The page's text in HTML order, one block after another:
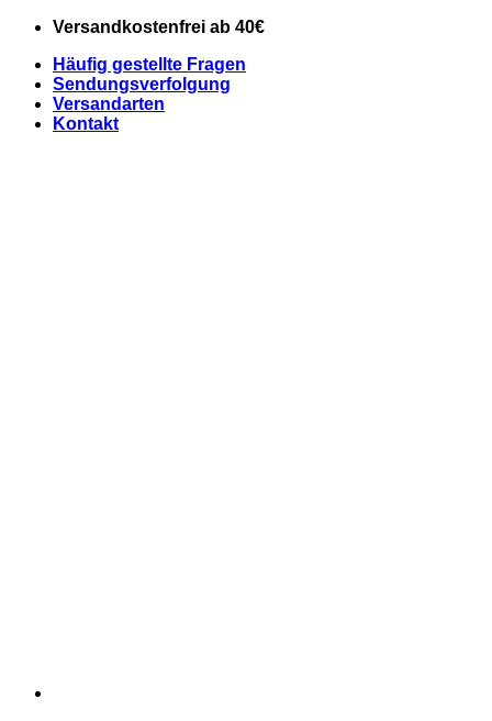
Zum
springen
Versandkostenfrei ab 40€
Häufig gestellte Fragen
Sendungsverfolgung
Versandarten
Kontakt